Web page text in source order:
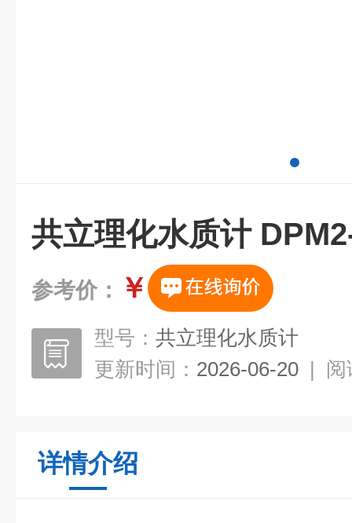
共立理化水质计
参考价： ￥
型号： 共立理化水质计
更新时间： 2026-06-20 | 阅
详情介绍